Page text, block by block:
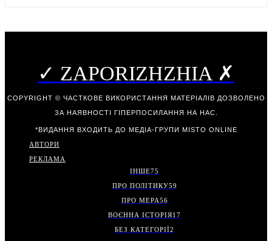
✓ ZAPORIZHZHIA ✗
COPYRIGHT © ЧАСТКОВЕ ВИКОРИСТАННЯ МАТЕРІАЛІВ ДОЗВОЛЕНО
ЗА НАЯВНОСТІ ГІПЕРПОСИЛАННЯ НА НАС.
*ВИДАННЯ ВХОДИТЬ ДО МЕДІА-ГРУПИ MISTO ONLINE
АВТОРИ
РЕКЛАМА
ІНШЕ75
ПРО ПОЛІТИКУ59
ПРО МЕРА56
ВОЄННА ІСТОРІЯ17
БЕЗ КАТЕГОРІЇ2